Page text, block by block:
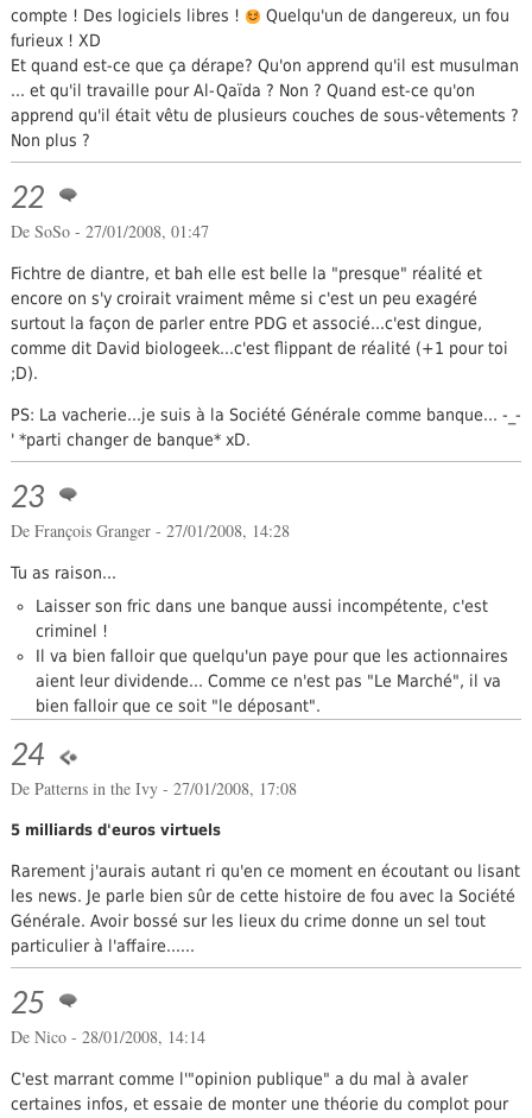
compte ! Des logiciels libres !
Quelqu'un de dangereux, un fou
furieux ! XD
Et quand est-ce que ça dérape? Qu'on apprend qu'il est musulman
... et qu'il travaille pour Al-Qaïda ? Non ? Quand est-ce qu'on
apprend qu'il était vêtu de plusieurs couches de sous-vêtements ?
Non plus ?
22
De SoSo - 27/01/2008, 01:47
Fichtre de diantre, et bah elle est belle la "presque" réalité et
encore on s'y croirait vraiment même si c'est un peu exagéré
surtout la façon de parler entre PDG et associé...c'est dingue,
comme dit David biologeek...c'est flippant de réalité (+1 pour toi
;D).
PS: La vacherie...je suis à la Société Générale comme banque... -_-
' *parti changer de banque* xD.
23
De François Granger- 27/01/2008, 14:28
Tu as raison...
Laisser son fric dans une banque aussi incompétente, c'est
criminel !
Il va bien falloir que quelqu'un paye pour que les actionnaires
aient leur dividende... Comme ce n'est pas "Le Marché", il va
bien falloir que ce soit "le déposant".
24
De Patterns in the Ivy- 27/01/2008, 17:08
5 milliards d'euros virtuels
Rarement j'aurais autant ri qu'en ce moment en écoutant ou lisant
les news. Je parle bien sûr de cette histoire de fou avec la Société
Générale. Avoir bossé sur les lieux du crime donne un sel tout
particulier à l'affaire......
25
De Nico - 28/01/2008, 14:14
C'est marrant comme l'"opinion publique" a du mal à avaler
certaines infos, et essaie de monter une théorie du complot pour